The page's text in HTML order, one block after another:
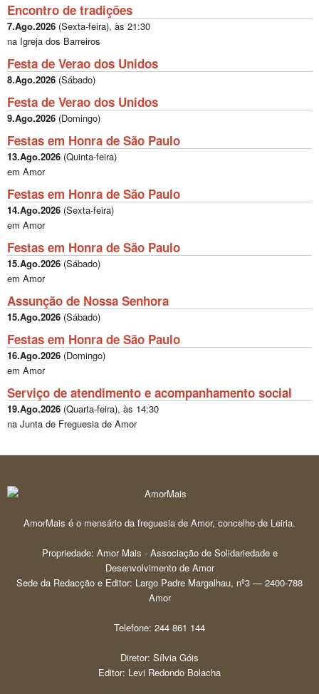
Encontro de tradições
7.Ago.2026 (Sexta-feira), às 21:30
na Igreja dos Barreiros
Festa de Verao dos Unidos
8.Ago.2026 (Sábado)
Festa de Verao dos Unidos
9.Ago.2026 (Domingo)
Festas em Honra de São Paulo
13.Ago.2026 (Quinta-feira)
em Amor
Festas em Honra de São Paulo
14.Ago.2026 (Sexta-feira)
em Amor
Festas em Honra de São Paulo
15.Ago.2026 (Sábado)
em Amor
Assunção de Nossa Senhora
15.Ago.2026 (Sábado)
Festas em Honra de São Paulo
16.Ago.2026 (Domingo)
em Amor
Serviço de atendimento e acompanhamento social
19.Ago.2026 (Quarta-feira), às 14:30
na Junta de Freguesia de Amor
AmorMais é o mensário da freguesia de Amor, concelho de Leiria.
Propriedade: Amor Mais - Associação de Solidariedade e
Desenvolvimento de Amor
Sede da Redacção e Editor: Largo Padre Margalhau, nº3 — 2400-788
Amor
Telefone: 244 861 144
Diretor: Sílvia Góis
Editor: Levi Redondo Bolacha